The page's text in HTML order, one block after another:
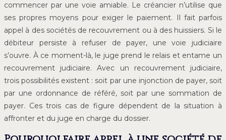
commencer par une voie amiable. Le créancier n’utilise que
ses propres moyens pour exiger le paiement. Il fait parfois
appel à des sociétés de recouvrement ou à des huissiers. Si le
débiteur persiste à refuser de payer, une voie judiciaire
s’ouvre. À ce moment-là, le juge prend le relais et entame un
recouvrement judiciaire. Avec un recouvrement judiciaire,
trois possibilités existent : soit par une injonction de payer, soit
par une ordonnance de référé, soit par une sommation de
payer. Ces trois cas de figure dépendent de la situation à
affronter et du juge en charge du dossier.